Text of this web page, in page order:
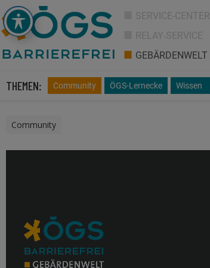
SERVICE-CENTER
RELAY-SERVICE
GEBÄRDENWELT
THEMEN: Community ÖGS-Lernecke Wissen
Community